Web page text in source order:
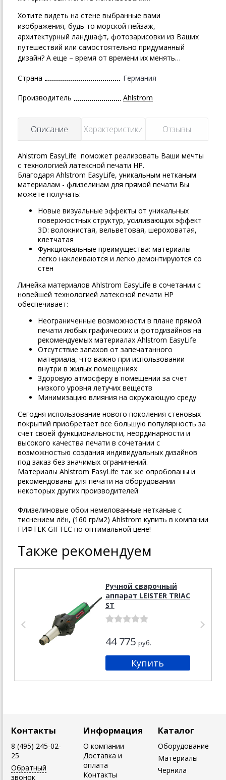
Хотите видеть на стене выбранные вами
изображения, будь то морской пейзаж,
архитектурный ландшафт, фотозарисовки из Ваших
путешествий или самостоятельно придуманный
дизайн? А еще – время от времени их менять…
Страна Германия
Производитель Ahlstrom
Описание Характеристики Отзывы
Ahlstrom EasyLife поможет реализовать Ваши мечты
с технологией латексной печати НР.
Благодаря Ahlstrom EasyLife, уникальным нетканым
материалам - флизелинам для прямой печати Вы
можете получать:
Новые визуальные эффекты от уникальных
поверхностных структур, усиливающих эффект
3D: волокнистая, вельветовая, шероховатая,
клетчатая
Функциональные преимущества: материалы
легко наклеиваются и легко демонтируются со
стен
Линейка материалов Ahlstrom EasyLife в сочетании с
новейшей технологией латексной печати НР
обеспечивает:
Неограниченные возможности в плане прямой
печати любых графических и фотодизайнов на
рекомендуемых материалах Ahlstrom EasyLife
Отсутствие запахов от запечатанного
материала, что важно при использовании
внутри в жилых помещениях
Здоровую атмосферу в помещении за счет
низкого уровня летучих веществ
Минимизацию влияния на окружающую среду
Сегодня использование нового поколения стеновых
покрытий приобретает все большую популярность за
счет своей функциональности, неординарности и
высокого качества печати в сочетании с
возможностью создания индивидуальных дизайнов
под заказ без значимых ограничений.
Материалы Ahlstrom EasyLife так же опробованы и
рекомендованы для печати на оборудовании
некоторых других производителей
Флизелиновые обои немелованные нетканые с
тиснением лён, (160 гр/м2) Ahlstrom купить в компании
ГИФТЕК GIFTEC по оптимальной цене!
Также рекомендуем
Ручной сварочный
аппарат LEISTER TRIAC
ST
44 775 руб.
Контакты
8 (495) 245-02-
25
Обратный
звонок
Информация
О компании
Доставка и
оплата
Контакты
Каталог
Оборудование
Материалы
Чернила